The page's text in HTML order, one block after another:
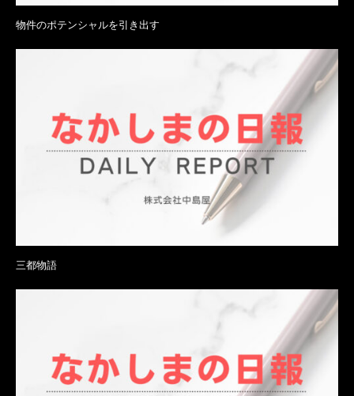
物件のポテンシャルを引き出す
三都物語